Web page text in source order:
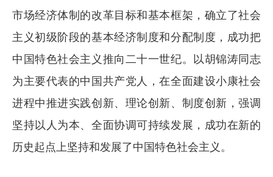
市场经济体制的改革目标和基本框架，确立了社会
主义初级阶段的基本经济制度和分配制度，成功把
中国特色社会主义推向二十一世纪。以胡锦涛同志
为主要代表的中国共产党人，在全面建设小康社会
进程中推进实践创新、理论创新、制度创新，强调
坚持以人为本、全面协调可持续发展，成功在新的
历史起点上坚持和发展了中国特色社会主义。